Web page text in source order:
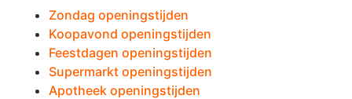
Zondag openingstijden
Koopavond openingstijden
Feestdagen openingstijden
Supermarkt openingstijden
Apotheek openingstijden